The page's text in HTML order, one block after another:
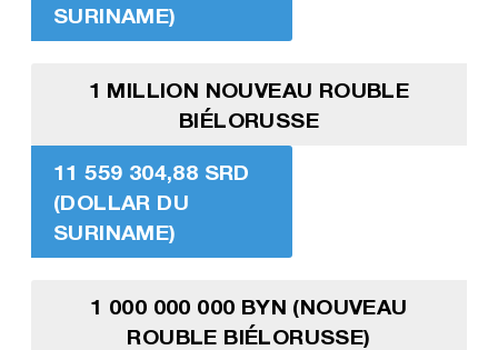
SURINAME)
1 MILLION NOUVEAU ROUBLE
BIÉLORUSSE
11 559 304,88 SRD
(DOLLAR DU
SURINAME)
1 000 000 000 BYN (NOUVEAU
ROUBLE BIÉLORUSSE)